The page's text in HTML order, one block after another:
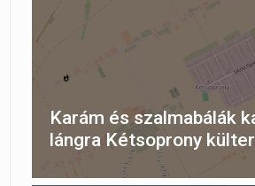
Karám és szalmabálák
lángra Kétsoprony